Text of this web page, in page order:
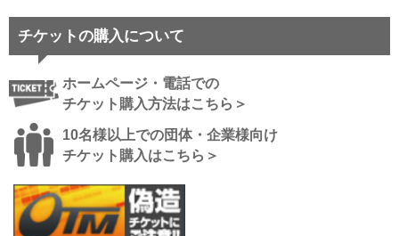
チケットの購入について
ホームページ・電話での
チケット購入方法はこちら＞
10名様以上での団体・企業様向け
チケット購入はこちら＞